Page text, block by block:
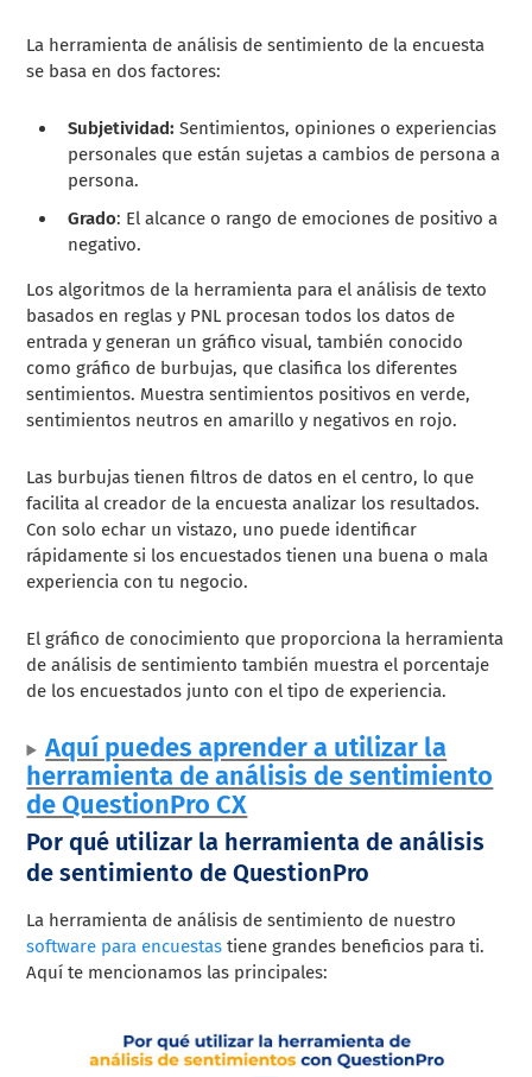
La herramienta de análisis de sentimiento de la encuesta
se basa en dos factores:
Subjetividad: Sentimientos, opiniones o experiencias
personales que están sujetas a cambios de persona a
persona.
Grado: El alcance o rango de emociones de positivo a
negativo.
Los algoritmos de la herramienta para el análisis de texto
basados ​​en reglas y PNL procesan todos los datos de
entrada y generan un gráfico visual, también conocido
como gráfico de burbujas, que clasifica los diferentes
sentimientos. Muestra sentimientos positivos en verde,
sentimientos neutros en amarillo y negativos en rojo.
Las burbujas tienen filtros de datos en el centro, lo que
facilita al creador de la encuesta analizar los resultados.
Con solo echar un vistazo, uno puede identificar
rápidamente si los encuestados tienen una buena o mala
experiencia con tu negocio.
El gráfico de conocimiento que proporciona la herramienta
de análisis de sentimiento también muestra el porcentaje
de los encuestados junto con el tipo de experiencia.
Aquí puedes aprender a utilizar la
herramienta de análisis de sentimiento
de QuestionPro CX
Por qué utilizar la herramienta de análisis
de sentimiento de QuestionPro
La herramienta de análisis de sentimiento de nuestro
software para encuestas tiene grandes beneficios para ti.
Aquí te mencionamos las principales: